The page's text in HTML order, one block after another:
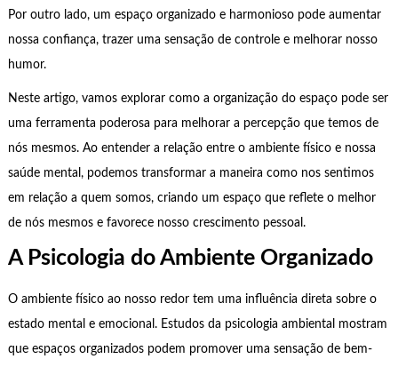
Por outro lado, um espaço organizado e harmonioso pode aumentar
nossa confiança, trazer uma sensação de controle e melhorar nosso
humor.
Neste artigo, vamos explorar como a organização do espaço pode ser
uma ferramenta poderosa para melhorar a percepção que temos de
nós mesmos. Ao entender a relação entre o ambiente físico e nossa
saúde mental, podemos transformar a maneira como nos sentimos
em relação a quem somos, criando um espaço que reflete o melhor
de nós mesmos e favorece nosso crescimento pessoal.
A Psicologia do Ambiente Organizado
O ambiente físico ao nosso redor tem uma influência direta sobre o
estado mental e emocional. Estudos da psicologia ambiental mostram
que espaços organizados podem promover uma sensação de bem-